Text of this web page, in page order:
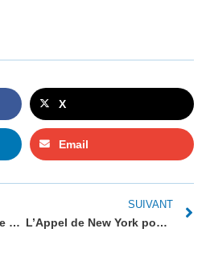
X
Email
Ofer Bronchtein espère que d’autres pays de l’UE et du G7 reconnaîtront l’État de Palestine
SUIVANT
L’Appel de New York pour reconnaître l’Etat de Palestine